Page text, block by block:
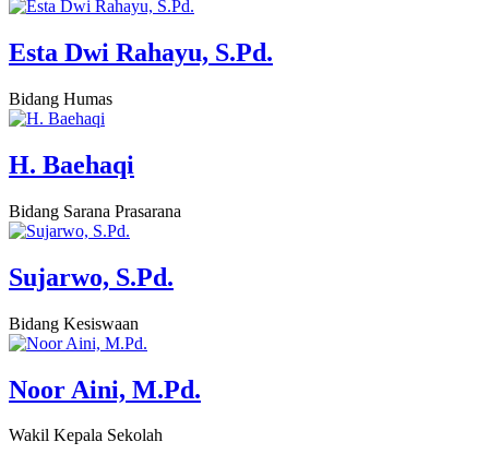
Esta Dwi Rahayu, S.Pd.
Bidang Humas
H. Baehaqi
Bidang Sarana Prasarana
Sujarwo, S.Pd.
Bidang Kesiswaan
Noor Aini, M.Pd.
Wakil Kepala Sekolah